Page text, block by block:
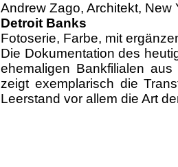
Andrew Zago, Architekt, New
Detroit Banks
Fotoserie, Farbe, mit
Die Dokumentation des
ehemaligen Bankfilialen
zeigt exemplarisch die
Leerstand vor allem die Art